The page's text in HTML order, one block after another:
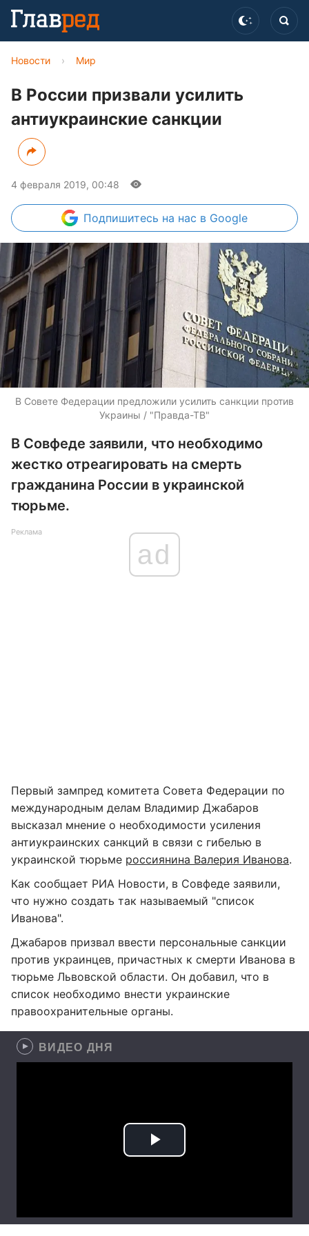
Новости › Мир
В России призвали усилить
антиукраинские санкции
4 февраля 2019, 00:48
Подпишитесь на нас в Google
В Совете Федерации предложили усилить санкции против
Украины / "Правда-ТВ"
В Совфеде заявили, что необходимо
жестко отреагировать на смерть
гражданина России в украинской
тюрьме.
Реклама
ad
Первый зампред комитета Совета Федерации по
международным делам Владимир Джабаров
высказал мнение о необходимости усиления
антиукраинских санкций в связи с гибелью в
украинской тюрьме россиянина Валерия Иванова.
Как сообщает РИА Новости, в Совфеде заявили,
что нужно создать так называемый "список
Иванова".
Джабаров призвал ввести персональные санкции
против украинцев, причастных к смерти Иванова в
тюрьме Львовской области. Он добавил, что в
список необходимо внести украинские
правоохранительные органы.
ВИДЕО ДНЯ